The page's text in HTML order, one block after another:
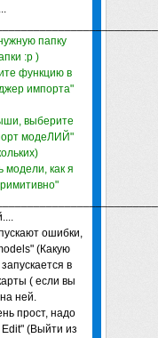
папку
:р )
функцию в
импорта"
выберите
модеЛИЙ"
модели, как я
ошибки,
(Какую
в
( если вы
ней.
прост, надо
Edit" (Выйти из